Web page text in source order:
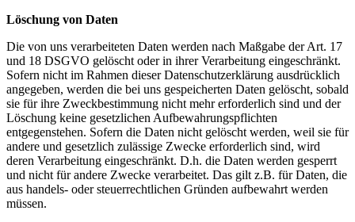
Löschung von Daten
Die von uns verarbeiteten Daten werden nach Maßgabe der Art. 17
und 18 DSGVO gelöscht oder in ihrer Verarbeitung eingeschränkt.
Sofern nicht im Rahmen dieser Datenschutzerklärung ausdrücklich
angegeben, werden die bei uns gespeicherten Daten gelöscht, sobald
sie für ihre Zweckbestimmung nicht mehr erforderlich sind und der
Löschung keine gesetzlichen Aufbewahrungspflichten
entgegenstehen. Sofern die Daten nicht gelöscht werden, weil sie für
andere und gesetzlich zulässige Zwecke erforderlich sind, wird
deren Verarbeitung eingeschränkt. D.h. die Daten werden gesperrt
und nicht für andere Zwecke verarbeitet. Das gilt z.B. für Daten, die
aus handels- oder steuerrechtlichen Gründen aufbewahrt werden
müssen.